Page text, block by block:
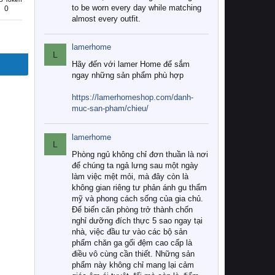
0
to be worn every day while matching
almost every outfit.
L
lamerhome
Hãy đến với lamer Home để sắm
ngay những sản phẩm phù hợp
https://lamerhomeshop.com/danh-
muc-san-pham/chieu/
L
lamerhome
Phòng ngủ không chỉ đơn thuần là nơi
để chúng ta ngả lưng sau một ngày
làm việc mệt mỏi, mà đây còn là
không gian riêng tư phản ánh gu thẩm
mỹ và phong cách sống của gia chủ.
Để biến căn phòng trở thành chốn
nghỉ dưỡng đích thực 5 sao ngay tại
nhà, việc đầu tư vào các bộ sản
phẩm chăn ga gối đệm cao cấp là
điều vô cùng cần thiết. Những sản
phẩm này không chỉ mang lại cảm